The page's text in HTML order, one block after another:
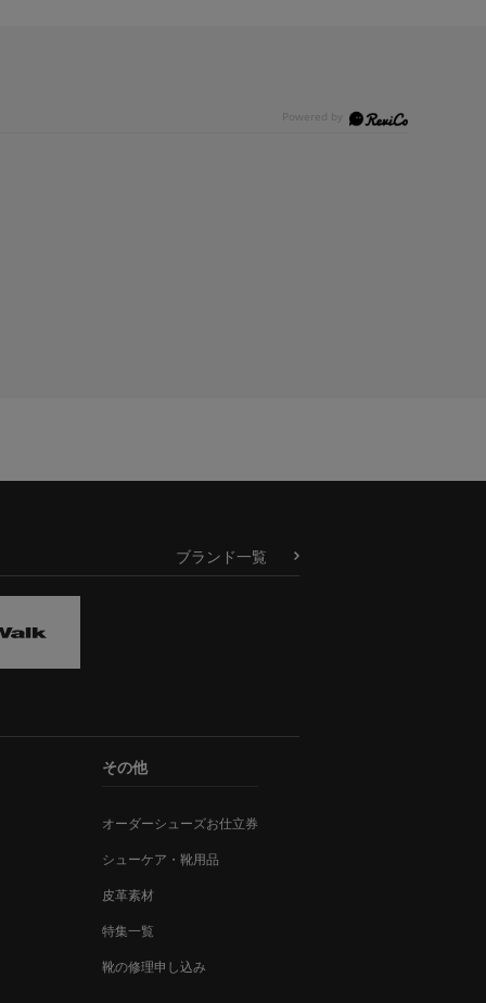
ブランド一覧
その他
オーダーシューズお仕立券
シューケア・靴用品
皮革素材
特集一覧
靴の修理申し込み